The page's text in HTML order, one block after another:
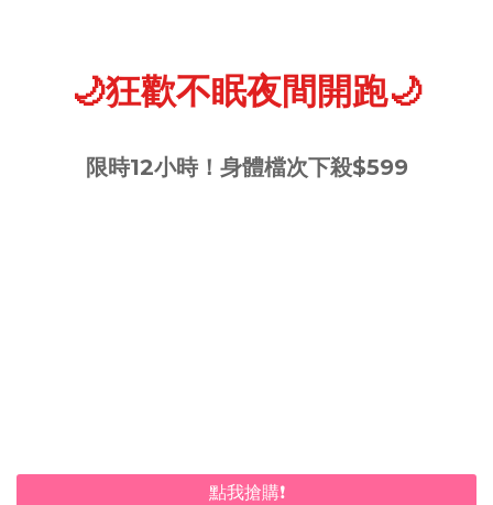
🌙狂歡不眠夜間開跑🌙
限時12小時！身體檔次下殺$599
點我搶購❗️